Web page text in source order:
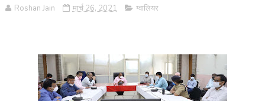
Roshan Jain मार्च 26, 2021 ग्वालियर